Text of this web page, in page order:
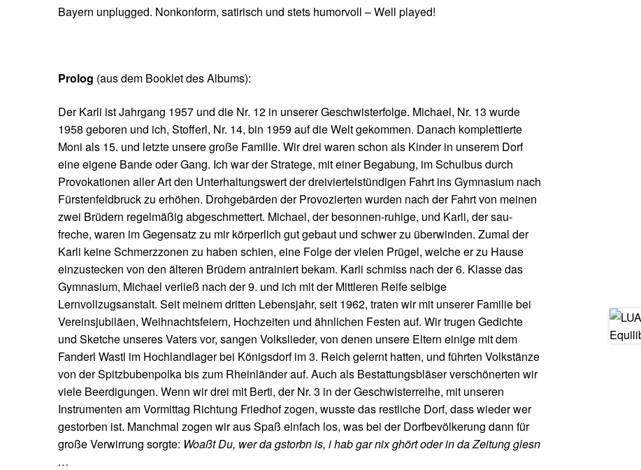
Bayern unplugged. Nonkonform, satirisch und stets humorvoll – Well played!
Prolog (aus dem Booklet des Albums):
Der Karli ist Jahrgang 1957 und die Nr. 12 in unserer Geschwisterfolge. Michael, Nr. 13 wurde
1958 geboren und ich, Stofferl, Nr. 14, bin 1959 auf die Welt gekommen. Danach komplettierte
Moni als 15. und letzte unsere große Familie. Wir drei waren schon als Kinder in unserem Dorf
eine eigene Bande oder Gang. Ich war der Stratege, mit einer Begabung, im Schulbus durch
Provokationen aller Art den Unterhaltungswert der dreiviertelstündigen Fahrt ins Gymnasium nach
Fürstenfeldbruck zu erhöhen. Drohgebärden der Provozierten wurden nach der Fahrt von meinen
zwei Brüdern regelmäßig abgeschmettert. Michael, der besonnen-ruhige, und Karli, der sau-
freche, waren im Gegensatz zu mir körperlich gut gebaut und schwer zu überwinden. Zumal der
Karli keine Schmerzzonen zu haben schien, eine Folge der vielen Prügel, welche er zu Hause
einzustecken von den älteren Brüdern antrainiert bekam. Karli schmiss nach der 6. Klasse das
Gymnasium, Michael verließ nach der 9. und ich mit der Mittleren Reife selbige
Lernvollzugsanstalt. Seit meinem dritten Lebensjahr, seit 1962, traten wir mit unserer Familie bei
Vereinsjubiläen, Weihnachtsfeiern, Hochzeiten und ähnlichen Festen auf. Wir trugen Gedichte
und Sketche unseres Vaters vor, sangen Volkslieder, von denen unsere Eltern einige mit dem
Fanderl Wastl im Hochlandlager bei Königsdorf im 3. Reich gelernt hatten, und führten Volkstänze
von der Spitzbubenpolka bis zum Rheinländer auf. Auch als Bestattungsbläser verschönerten wir
viele Beerdigungen. Wenn wir drei mit Berti, der Nr. 3 in der Geschwisterreihe, mit unseren
Instrumenten am Vormittag Richtung Friedhof zogen, wusste das restliche Dorf, dass wieder wer
gestorben ist. Manchmal zogen wir aus Spaß einfach los, was bei der Dorfbevölkerung dann für
große Verwirrung sorgte: Woaßt Du, wer da gstorbn is, i hab gar nix ghört oder in da Zeitung glesn
…